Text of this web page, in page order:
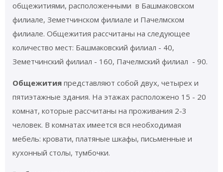
общежитиями, расположенными в Башмаковском
филиале, Земетчинском филиале и Пачелмском
филиале. Общежития рассчитаны на следующее
количество мест: Башмаковский филиал - 40,
Земетчинский филиал - 160, Пачелмский филиал - 90.
Общежития представляют собой двух, четырех и
пятиэтажные здания. На этажах расположено 15 - 20
комнат, которые рассчитаны на проживания 2-3
человек. В комнатах имеется вся необходимая
мебель: кровати, платяные шкафы, письменные и
кухонный столы, тумбочки.